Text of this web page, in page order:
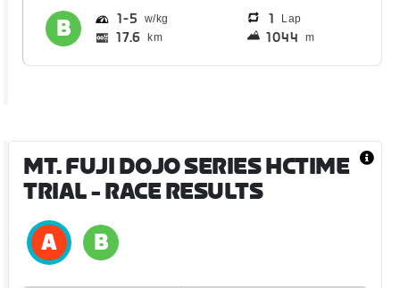
1 5 1 Lap
17.6 km 1044 m
MT. FUJI DOJO SERIES HCTIME
TRIAL- RACE RESULTS